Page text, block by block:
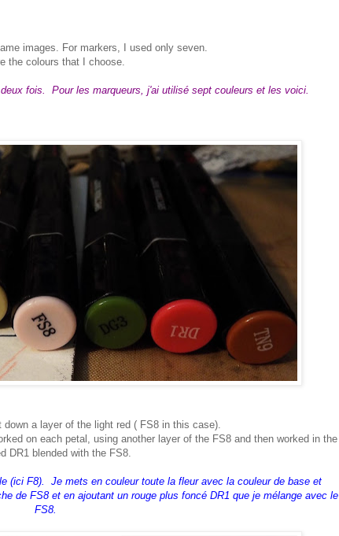
images. For markers, I used only seven.
the colours that I choose.
fois. Pour les marqueurs, j'ai utilisé sept couleurs et les voici.
down a layer of the light red ( FS8 in this case).
on each petal, using another l ayer of the FS8 and then worked in the
DR1 blended with the FS8.
(ici F8). Je mets en couleur toute la fleur avec la couleur de base et
de FS8 et en ajoutant un rouge plus foncé DR1 que je mélange avec le
FS8.